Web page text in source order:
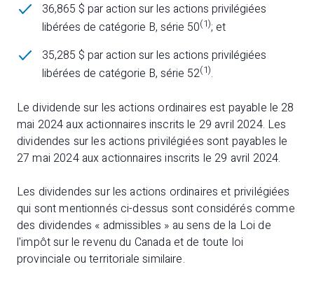
36,865 $ par action sur les actions privilégiées
libérées de catégorie B, série 50(1); et
35,285 $ par action sur les actions privilégiées
libérées de catégorie B, série 52(1).
Le dividende sur les actions ordinaires est payable le 28
mai 2024 aux actionnaires inscrits le 29 avril 2024. Les
dividendes sur les actions privilégiées sont payables le
27 mai 2024 aux actionnaires inscrits le 29 avril 2024.
Les dividendes sur les actions ordinaires et privilégiées
qui sont mentionnés ci-dessus sont considérés comme
des dividendes « admissibles » au sens de la Loi de
l'impôt sur le revenu du Canada et de toute loi
provinciale ou territoriale similaire.